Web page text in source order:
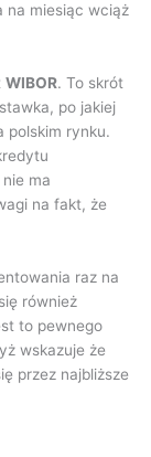
na miesiąc wciąż
WIBOR. To skrót
po jakiej
polskim rynku.
ma
na fakt, że
raz na
również
to pewnego
wskazuje że
przez najbliższe